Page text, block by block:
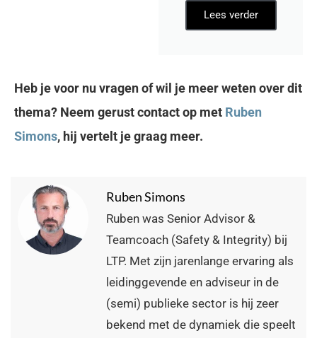
Lees verder
Heb je voor nu vragen of wil je meer weten over dit
thema? Neem gerust contact op met Ruben
Simons, hij vertelt je graag meer.
Ruben Simons
Ruben was Senior Advisor &
Teamcoach (Safety & Integrity) bij
LTP. Met zijn jarenlange ervaring als
leidinggevende en adviseur in de
(semi) publieke sector is hij zeer
bekend met de dynamiek die speelt